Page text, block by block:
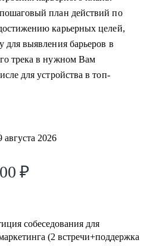
карьерный трек и перейти в
в консалтинге;
Senior) и руководителям из:
контент-маркетинг и пр.) и
маркетинг, e-commerce,
в построении отдела маркетинга.
план действий по
карьерных целей,
для выявления барьеров в
трека в нужном Вам
для устройства в топ-
августа 2026
₽
собеседования для
(2 встречи+поддержка